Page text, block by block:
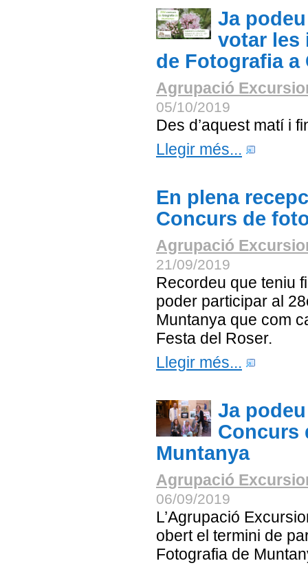
Ja
votar les
de Fotografia a
Agrupació
05/10/2019
Des d’aquest matí i
Llegir més...
En plena
Concurs de
Agrupació
21/09/2019
Recordeu que teniu
poder participar al
Muntanya que com
Festa del Roser.
Llegir més...
Ja
Concurs
Muntanya
Agrupació
06/09/2019
L’Agrupació
obert el termini de
Fotografia de